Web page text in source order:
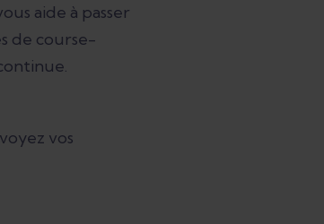
aide à passer
de course-
vos